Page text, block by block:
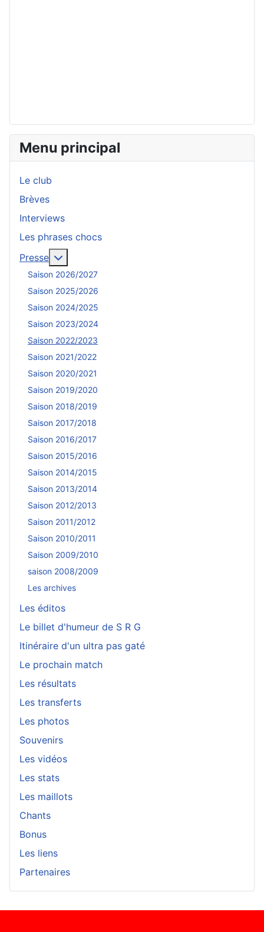
Menu principal
Le club
Brèves
Interviews
Les phrases chocs
Presse
Saison 2026/2027
Saison 2025/2026
Saison 2024/2025
Saison 2023/2024
Saison 2022/2023
Saison 2021/2022
Saison 2020/2021
Saison 2019/2020
Saison 2018/2019
Saison 2017/2018
Saison 2016/2017
Saison 2015/2016
Saison 2014/2015
Saison 2013/2014
Saison 2012/2013
Saison 2011/2012
Saison 2010/2011
Saison 2009/2010
saison 2008/2009
Les archives
Les éditos
Le billet d'humeur de S R G
Itinéraire d'un ultra pas gaté
Le prochain match
Les résultats
Les transferts
Les photos
Souvenirs
Les vidéos
Les stats
Les maillots
Chants
Bonus
Les liens
Partenaires